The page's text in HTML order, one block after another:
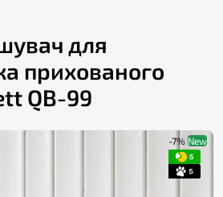
для
прихованого
QB-99
-7% New